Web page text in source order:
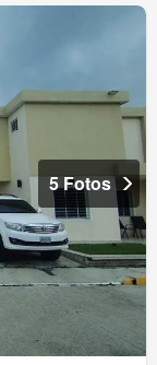
5 Fotos